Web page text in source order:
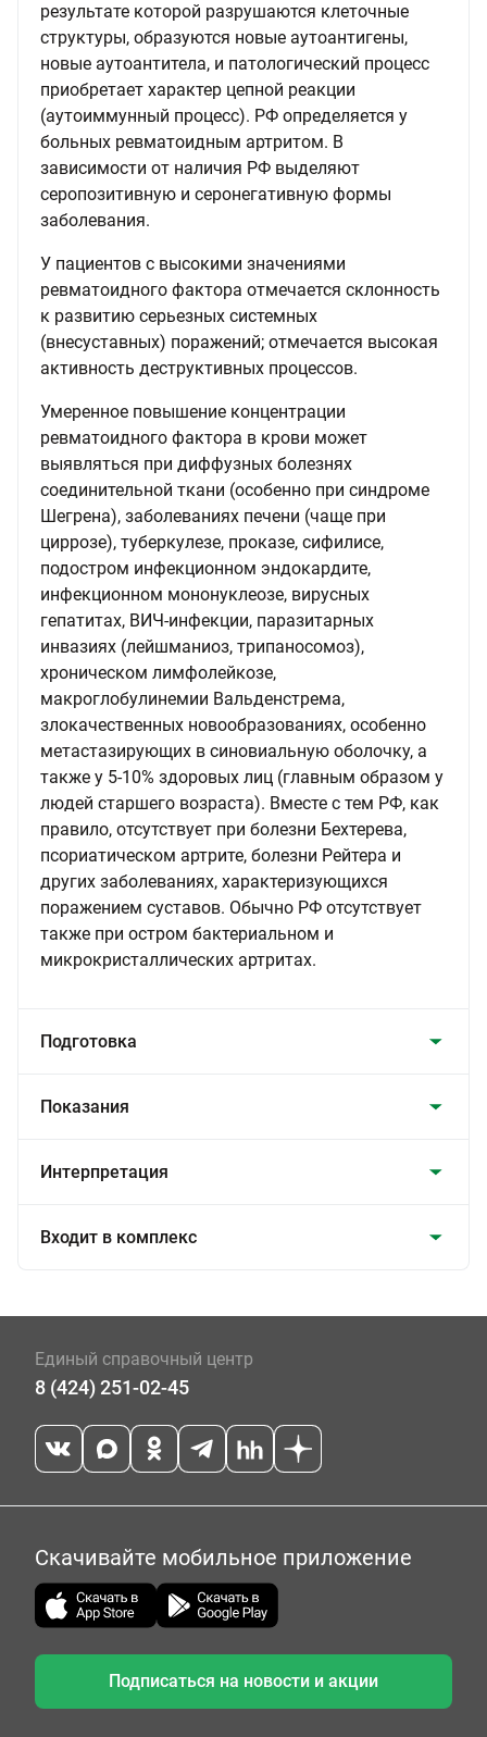
результате которой разрушаются клеточные
структуры, образуются новые аутоантигены,
новые аутоантитела, и патологический процесс
приобретает характер цепной реакции
(аутоиммунный процесс). РФ определяется у
больных ревматоидным артритом. В
зависимости от наличия РФ выделяют
серопозитивную и серонегативную формы
заболевания.
У пациентов с высокими значениями
ревматоидного фактора отмечается склонность
к развитию серьезных системных
(внесуставных) поражений; отмечается высокая
активность деструктивных процессов.
Умеренное повышение концентрации
ревматоидного фактора в крови может
выявляться при диффузных болезнях
соединительной ткани (особенно при синдроме
Шегрена), заболеваниях печени (чаще при
циррозе), туберкулезе, проказе, сифилисе,
подостром инфекционном эндокардите,
инфекционном мононуклеозе, вирусных
гепатитах, ВИЧ-инфекции, паразитарных
инвазиях (лейшманиоз, трипаносомоз),
хроническом лимфолейкозе,
макроглобулинемии Вальденстрема,
злокачественных новообразованиях, особенно
метастазирующих в синовиальную оболочку, а
также у 5-10% здоровых лиц (главным образом у
людей старшего возраста). Вместе с тем РФ, как
правило, отсутствует при болезни Бехтерева,
псориатическом артрите, болезни Рейтера и
других заболеваниях, характеризующихся
поражением суставов. Обычно РФ отсутствует
также при остром бактериальном и
микрокристаллических артритах.
Подготовка
Показания
Интерпретация
Входит в комплекс
Единый справочный центр
8 (424) 251-02-45
Скачивайте мобильное приложение
Подписаться на новости и акции